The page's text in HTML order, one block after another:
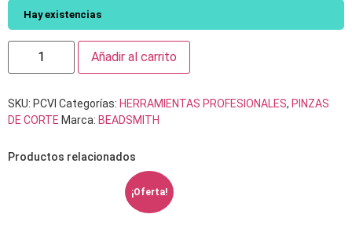
Hay existencias
Añadir al carrito
SKU: PCVI Categorías: HERRAMIENTAS PROFESIONALES, PINZAS
DE CORTE Marca: BEADSMITH
Productos relacionados
¡Oferta!